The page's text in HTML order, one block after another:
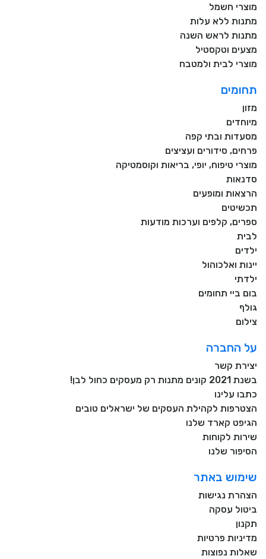
מוצרי חשמל
מתנות ללא עלות
מתנות לראש השנה
מצעים וטקסטיל
מוצרי לבית ולמטבח
תחומים
מזון
מיוחדים
מסעדות ובתי קפה
פרחים, סידורים ועציצים
מוצרי טיפוח, יופי, בריאות וקוסמטיקה
סדנאות
הרצאות ומופעים
תכשיטים
ספרים, קלפים וערכות מודעות
לבית
ילדים
יינות ואלכוהול
ילדתי
בום ביי תחומים
גולף
צילום
על החברה
יצירת קשר
בשנת 2021 קונים מתנות רק מעסקים כחול לבן!
כתבו עלינו
הצטרפות לקהילת העסקים של ישראלים טובים
הגיפט קארד שלנו
שירות לקוחות
הסיפור שלנו
שימוש באתר
הצהרת נגישות
ביטול עסקה
תקנון
מדיניות פרטיות
שאלות נפוצות